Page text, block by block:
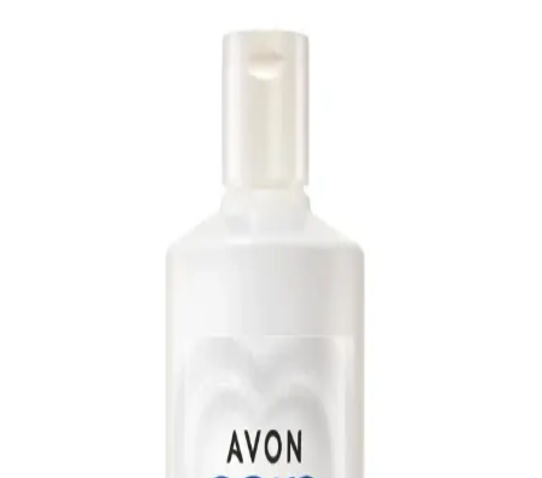
amaçlı bir bakım yağıdır. Türkiye menşeli bu ürün, cilt ve saç için
hafif, hızlı nüfuz eden bir nem kaynağı sunar; yağlı bir his bırakmaz
ve doğal parlaklık ile yumuşaklık sağlar. Saç için uçlara ve köklere
fikriyle tırnak çevresi nemlendirme için de faydalı olabilir.
hassas cilde sahip kişiler önce küçük bölgede test etmelidir. Gözle
Bademli Doğal El Kremi: Nemlendirici ve Besleyici